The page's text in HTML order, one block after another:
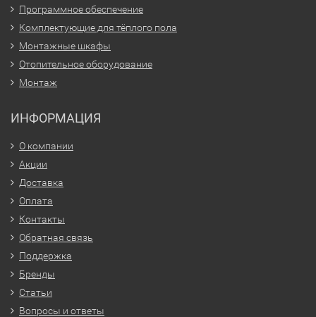
Программное обеспечение
Комплектующие для тёплого пола
Монтажные шкафы
Отопительное оборудование
Монтаж
ИНФОРМАЦИЯ
О компании
Акции
Доставка
Оплата
Контакты
Обратная связь
Поддержка
Бренды
Статьи
Вопросы и ответы